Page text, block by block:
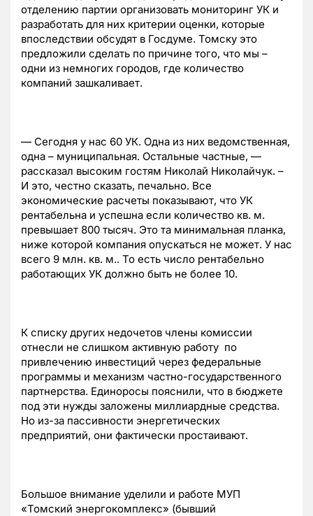
отделению партии организовать мониторинг УК и
разработать для них критерии оценки, которые
впоследствии обсудят в Госдуме. Томску это
предложили сделать по причине того, что мы –
одни из немногих городов, где количество
компаний зашкаливает.
— Сегодня у нас 60 УК. Одна из них ведомственная,
одна – муниципальная. Остальные частные, —
рассказал высоким гостям Николай Николайчук. –
И это, честно сказать, печально. Все
экономические расчеты показывают, что УК
рентабельна и успешна если количество кв. м.
превышает 800 тысяч. Это та минимальная планка,
ниже которой компания опускаться не может. У нас
всего 9 млн. кв. м.. То есть число рентабельно
работающих УК должно быть не более 10.
К списку других недочетов члены комиссии
отнесли не слишком активную работу по
привлечению инвестиций через федеральные
программы и механизм частно-государственного
партнерства. Единоросы пояснили, что в бюджете
под эти нужды заложены миллиардные средства.
Но из-за пассивности энергетических
предприятий, они фактически простаивают.
Большое внимание уделили и работе МУП
«Томский энергокомплекс» (бывший